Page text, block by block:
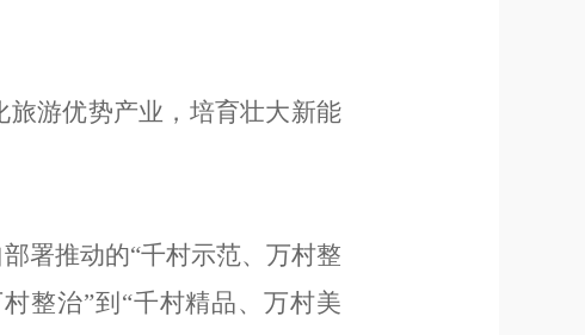
游优势产业，培育壮大新能
署推动的“千村示范、万村整
整治”到 “千村精品、万村美